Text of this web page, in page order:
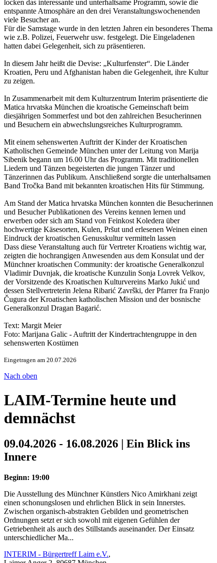
locken das interessante und unterhaltsame Programm, sowie die
entspannte Atmosphäre an den drei Veranstaltungswochenenden
viele Besucher an.
Für die Samstage wurde in den letzten Jahren ein besonderes Thema
wie z.B. Polizei, Feuerwehr usw. festgelegt. Die Eingeladenen
hatten dabei Gelegenheit, sich zu präsentieren.
In diesem Jahr heißt die Devise: „Kulturfenster“. Die Länder
Kroatien, Peru und Afghanistan haben die Gelegenheit, ihre Kultur
zu zeigen.
In Zusammenarbeit mit dem Kulturzentrum Interim präsentierte die
Matica hrvatska München die kroatische Gemeinschaft beim
diesjährigen Sommerfest und bot den zahlreichen Besucherinnen
und Besuchern ein abwechslungsreiches Kulturprogramm.
Mit einem sehenswerten Auftritt der Kinder der Kroatischen
Katholischen Gemeinde München unter der Leitung von Marija
̌Sibenik begann um 16.00 Uhr das Programm. Mit traditionellen
Liedern und Tänzen begeisterten die jungen Tänzer und
Tänzerinnen das Publikum. Anschließend sorgte die unterhaltsamen
Band Tročka Band mit bekannten kroatischen Hits für Stimmung.
Am Stand der Matica hrvatska München konnten die Besucherinnen
und Besucher Publikationen des Vereins kennen lernen und
erwerben oder sich am Stand von Feinkost Koledera über
hochwertige Käsesorten, Kulen, Prs̆ut und erlesenen Weinen einen
Eindruck der kroatischen Genusskultur vermitteln lassen
Dass diese Veranstaltung auch für Vertreter Kroatiens wichtig war,
zeigten die hochrangigen Anwesenden aus dem Konsulat und der
Münchner kroatischen Community: der kroatische Generalkonzul
Vladimir Duvnjak, die kroatische Kunzulin Sonja Lovrek Velkov,
der Vorsitzende des Kroatischen Kulturvereins Marko Jukić und
dessen Stellvertreterin Jelena Ribarić Završki, der Pfarrer fra Franjo
Čugura der Kroatischen katholischen Mission und der bosnische
Generalkonzul Dragan Bagarić.
Text: Margit Meier
Foto: Marijana Galic - Auftritt der Kindertrachtengruppe in den
sehenswerten Kostümen
Eingetragen am 20.07.2026
Nach oben
LAIM-Termine heute und
demnächst
09.04.2026 - 16.08.2026 | Ein Blick ins
Innere
Beginn: 19:00
Die Ausstellung des Münchner Künstlers Nico Amirkhani zeigt
einen schonungslosen und ehrlichen Blick in sein Innerstes.
Zwischen organisch-abstrakten Gebilden und geometrischen
Ordnungen setzt er sich sowohl mit eigenen Gefühlen der
Getriebenheit als auch des Stillstands auseinander. Der Einsatz
unterschiedlicher Ma...
INTERIM - Bürgertreff Laim e.V.,